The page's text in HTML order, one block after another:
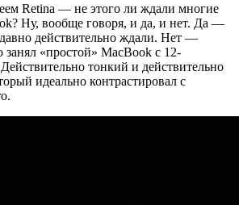
Retina — не этого ли ждали многие
Ну, вообще говоря, и да, и нет. Да —
давно действительно ждали. Нет —
занял «простой» MacBook с 12-
тонкий и действительно
идеально контрастировал с